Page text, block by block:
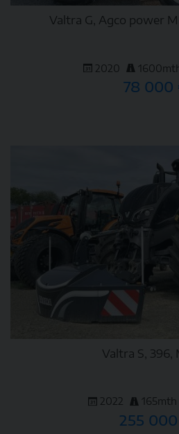
Valtra G, Agco power
2020
78 000
Valtra S, 396,
2022 165mth
255